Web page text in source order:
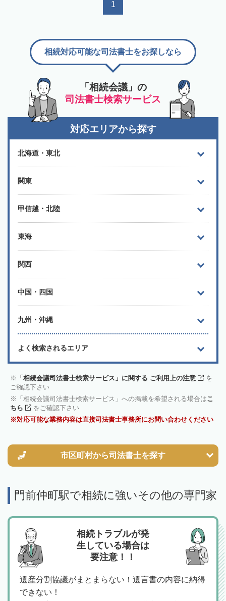
1
「相続会議」の
司法書士検索サービス
相続対応可能な司法書士をお探しなら
対応エリアから探す
北海道・東北
関東
甲信越・北陸
東海
関西
中国・四国
九州・沖縄
よく検索されるエリア
「相続会議司法書士検索サービス」に関する ご利用上の注意
を
ご確認下さい
「相続会議司法書士検索サービス」への掲載を希望される場合はこ
ちら
をご確認下さい
対応可能な業務内容は直接司法書士事務所にお問い合わせください
市区町村から司法書士を探す
門前仲町駅で相続に強いその他の専門家
相続トラブルが発
生している場合は
要注意！！
遺産分割協議がまとまらない！遺言書の内容に納得
できない！